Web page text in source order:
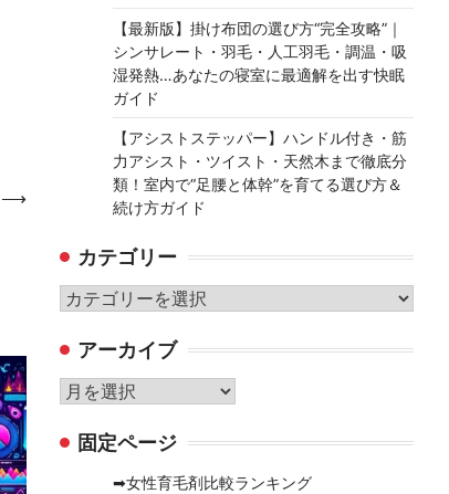
⟶
【最新版】掛け布団の選び方“完全攻略”｜
シンサレート・羽毛・人工羽毛・調温・吸
湿発熱…あなたの寝室に最適解を出す快眠
ガイド
【アシストステッパー】ハンドル付き・筋
力アシスト・ツイスト・天然木まで徹底分
類！室内で“足腰と体幹”を育てる選び方＆
続け方ガイド
カテゴリー
カ
ゴ
リ
ー
アーカイブ
ア
カ 固定ページ
➡女性育毛剤比較ランキング